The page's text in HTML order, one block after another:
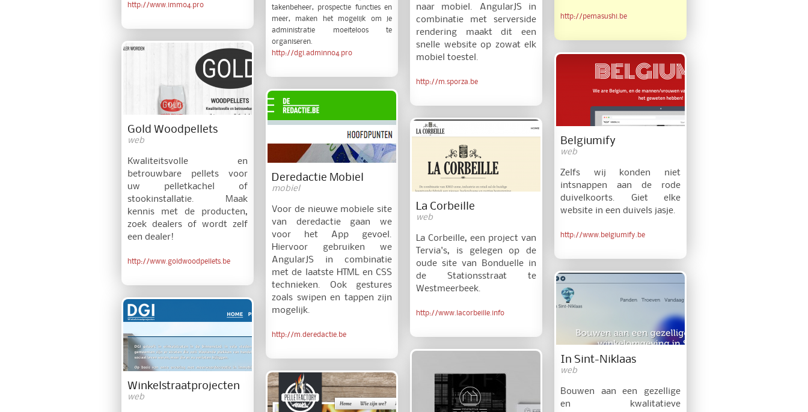
http://www.immo4.pro
takenbeheer, prospectie functies en
meer, maken het mogelijk om je
administratie moeiteloos te
organiseren.
http://dgi.adminno4.pro
http://pemasushi.be
naar mobiel. AngularJS in
combinatie met serverside
rendering maakt dit een
snelle website op zowat elk
mobiel toestel.
http://m.sporza.be
Gold Woodpellets
web
Kwaliteitsvolle en
betrouwbare pellets voor
uw pelletkachel of
stookinstallatie. Maak
kennis met de producten,
zoek dealers of wordt zelf
een dealer!
http://www.goldwoodpellets.be
Belgiumify
web
Zelfs wij konden niet
intsnappen aan de rode
duivelkoorts. Giet elke
website in een duivels jasje.
http://www.belgiumify.be
Deredactie Mobiel
mobiel
Voor de nieuwe mobiele site
van deredactie gaan we
voor het App gevoel.
Hiervoor gebruiken we
AngularJS in combinatie
met de laatste HTML en CSS
technieken. Ook gestures
zoals swipen en tappen zijn
mogelijk.
http://m.deredactie.be
La Corbeille
web
La Corbeille, een project van
Tervia's, is gelegen op de
oude site van Bonduelle in
de Stationsstraat te
Westmeerbeek.
http://www.lacorbeille.info
In Sint-Niklaas
web
Bouwen aan een gezellige
en kwalitatieve
Winkelstraatprojecten
web